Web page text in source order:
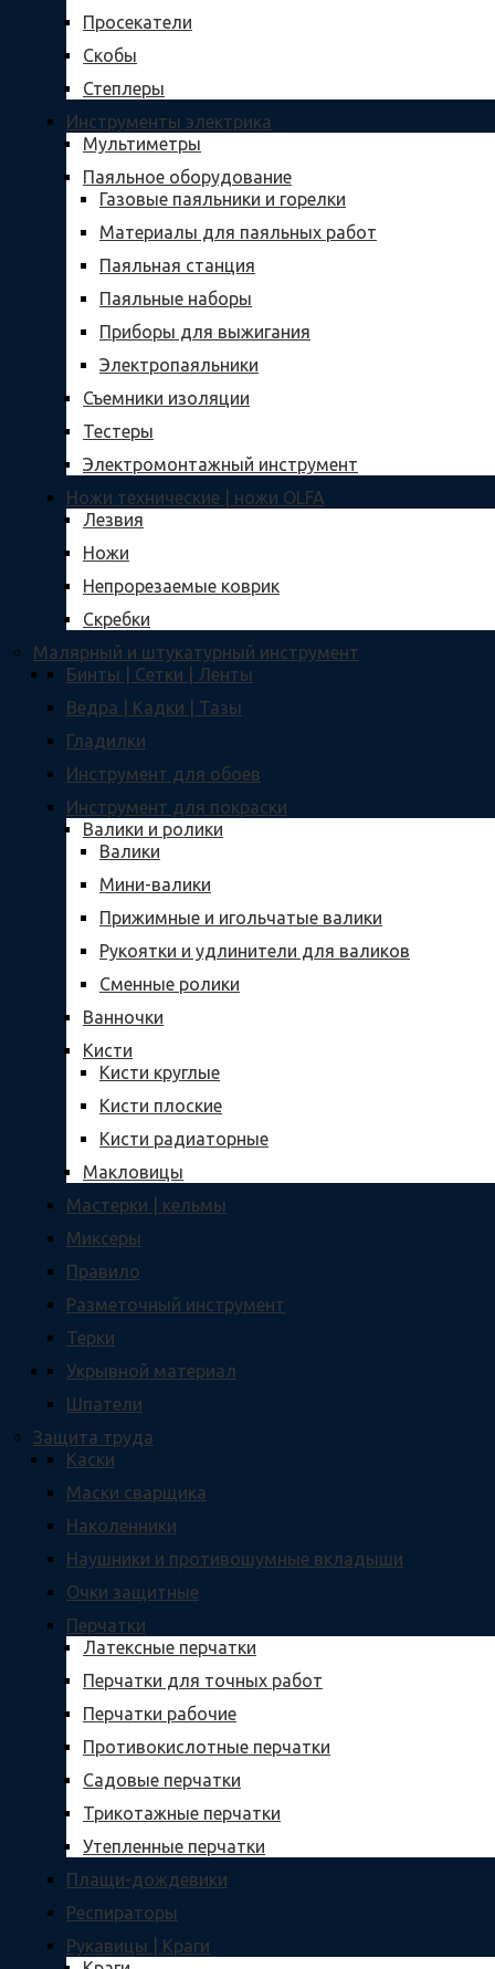
Просекатели
Скобы
Степлеры
Инструменты электрика
Мультиметры
Паяльное оборудование
Газовые паяльники и горелки
Материалы для паяльных работ
Паяльная станция
Паяльные наборы
Приборы для выжигания
Электропаяльники
Съемники изоляции
Тестеры
Электромонтажный инструмент
Ножи технические | ножи OLFA
Лезвия
Ножи
Непрорезаемые коврик
Скребки
Малярный и штукатурный инструмент
Бинты | Сетки | Ленты
Ведра | Кадки | Тазы
Гладилки
Инструмент для обоев
Инструмент для покраски
Валики и ролики
Валики
Мини-валики
Прижимные и игольчатые валики
Рукоятки и удлинители для валиков
Сменные ролики
Ванночки
Кисти
Кисти круглые
Кисти плоские
Кисти радиаторные
Макловицы
Мастерки | кельмы
Миксеры
Правило
Разметочный инструмент
Терки
Укрывной материал
Шпатели
Защита труда
Каски
Маски сварщика
Наколенники
Наушники и противошумные вкладыши
Очки защитные
Перчатки
Латексные перчатки
Перчатки для точных работ
Перчатки рабочие
Противокислотные перчатки
Садовые перчатки
Трикотажные перчатки
Утепленные перчатки
Плащи-дождевики
Респираторы
Рукавицы | Краги